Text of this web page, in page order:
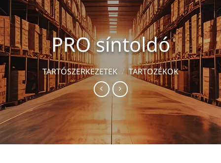
PRO síntoldó
TARTÓSZERKEZETEK / TARTOZÉKOK